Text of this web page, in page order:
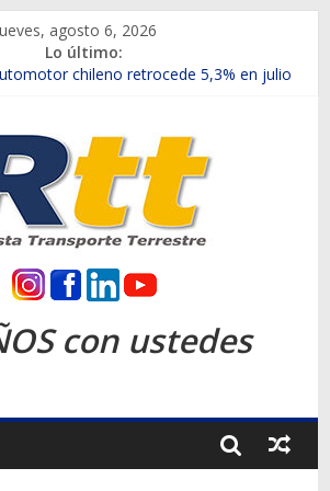
agosto 6, 2026
Lo último:
internacional en lanzar la nueva
electrificados de Chevrolet en el Biobío
con nuevas sucursales en Rancagua y
presentó la recién estrenada Bolden en
2026
con ustedes